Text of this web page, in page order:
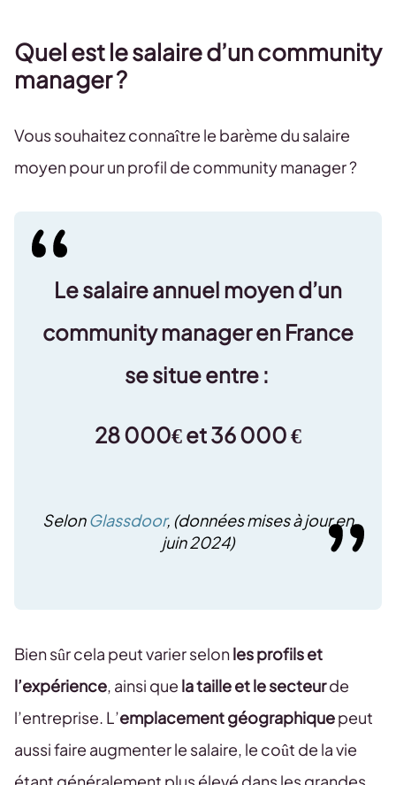
Quel est le salaire d’un community
manager ?
Vous souhaitez connaître le barème du salaire
moyen pour un profil de community manager ?
Le salaire annuel moyen d’un
community manager en France
se situe entre :
28 000€ et 36 000 €
SelonGlassdoor, (données mises à jour en
juin 2024)
Bien sûr cela peut varier selonles profils et
l’expérience, ainsi que la taille et le secteurde
l’entreprise. L’emplacement géographiquepeut
aussi faire augmenter le salaire, le coût de la vie